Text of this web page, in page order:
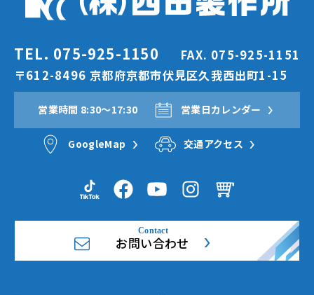
TEL. 075-925-1150
FAX. 075-925-1151
〒612-8496 京都府京都市伏見区久我西出町1-15
営業時間 8:30〜17:30 営業日カレンダー
GoogleMap 交通アクセス
お問い合わせ